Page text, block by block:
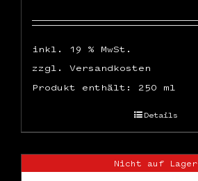
inkl. 19 % MwSt.
zzgl. Versandkosten
Produkt enthält: 250 ml
Details
Nicht auf Lager